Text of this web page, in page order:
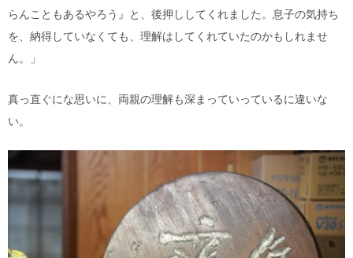
らんこともあるやろう』と、後押ししてくれました。息子の気持ち
を、納得していなくても、理解はしてくれていたのかもしれませ
ん。」
真っ直ぐにな思いに、両親の理解も深まっていっているに違いな
い。